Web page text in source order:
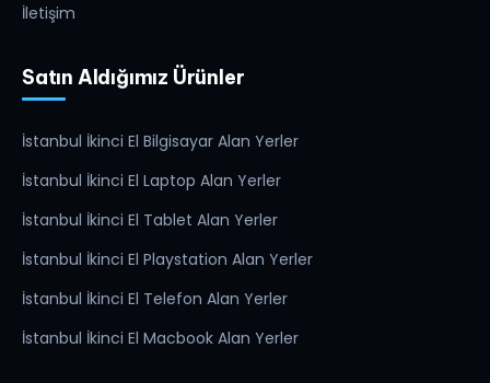
İletişim
Satın Aldığımız Ürünler
İstanbul İkinci El Bilgisayar Alan Yerler
İstanbul İkinci El Laptop Alan Yerler
İstanbul İkinci El Tablet Alan Yerler
İstanbul İkinci El Playstation Alan Yerler
İstanbul İkinci El Telefon Alan Yerler
İstanbul İkinci El Macbook Alan Yerler